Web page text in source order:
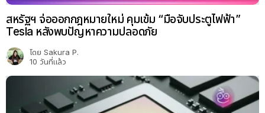
สหรัฐฯ จ่อออกกฎหมายใหม่ คุมเข้ม “มือจับประตูไฟฟ้า”
Tesla หลังพบปัญหาความปลอดภัย
โดย Sakura P.
10 วันที่แล้ว